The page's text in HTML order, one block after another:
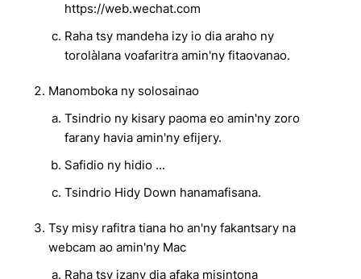
https://web.wechat.com
Raha tsy mandeha izy io dia araho ny
torolàlana voafaritra amin'ny fitaovanao.
Manomboka ny solosainao
Tsindrio ny kisary paoma eo amin'ny zoro
farany havia amin'ny efijery.
Safidio ny hidio ...
Tsindrio Hidy Down hanamafisana.
Tsy misy rafitra tiana ho an'ny fakantsary na
webcam ao amin'ny Mac
Raha tsy izany dia afaka misintona